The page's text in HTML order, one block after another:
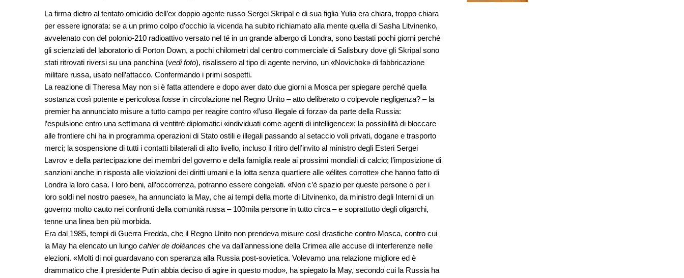
La firma dietro al tentato omicidio dell’ex doppio agente russo Sergei Skripal e di sua figlia Yulia era chiara, troppo chiara
per essere ignorata: se a un primo colpo d’occhio la vicenda ha subito richiamato alla mente quella di Sasha Litvinenko,
avvelenato con del polonio-210 radioattivo versato nel té in un grande albergo di Londra, sono bastati pochi giorni perché
gli scienziati del laboratorio di Porton Down, a pochi chilometri dal centro commerciale di Salisbury dove gli Skripal sono
stati ritrovati riversi su una panchina (vedi foto), risalissero al tipo di agente nervino, un «Novichok» di fabbricazione
militare russa, usato nell’attacco. Confermando i primi sospetti.
La reazione di Theresa May non si è fatta attendere e dopo aver dato due giorni a Mosca per spiegare perché quella
sostanza così potente e pericolosa fosse in circolazione nel Regno Unito – atto deliberato o colpevole negligenza? – la
premier ha annunciato misure a tutto campo per reagire contro «l’uso illegale di forza» da parte della Russia:
l’espulsione entro una settimana di ventitré diplomatici «individuati come agenti di intelligence»; la possibilità di bloccare
alle frontiere chi ha in programma operazioni di Stato ostili e illegali passando al setaccio voli privati, dogane e trasporto
merci; la sospensione di tutti i contatti bilaterali di alto livello, incluso il ritiro dell’invito al ministro degli Esteri Sergei
Lavrov e della partecipazione dei membri del governo e della famiglia reale ai prossimi mondiali di calcio; l’imposizione di
sanzioni anche in risposta alle violazioni dei diritti umani e la lotta senza quartiere alle «élites corrotte» che hanno fatto di
Londra la loro casa. I loro beni, all’occorrenza, potranno essere congelati. «Non c’è spazio per queste persone o per i
loro soldi nel nostro paese», ha annunciato la May, che ai tempi della morte di Litvinenko, da ministro degli Interni di un
governo molto cauto nei confronti della comunità russa – 100mila persone in tutto circa – e soprattutto degli oligarchi,
tenne una linea ben più morbida.
Era dal 1985, tempi di Guerra Fredda, che il Regno Unito non prendeva misure così drastiche contro Mosca, contro cui
la May ha elencato un lungo cahier de doléances che va dall’annessione della Crimea alle accuse di interferenze nelle
elezioni. «Molti di noi guardavano con speranza alla Russia post-sovietica. Volevamo una relazione migliore ed è
drammatico che il presidente Putin abbia deciso di agire in questo modo», ha spiegato la May, secondo cui la Russia ha